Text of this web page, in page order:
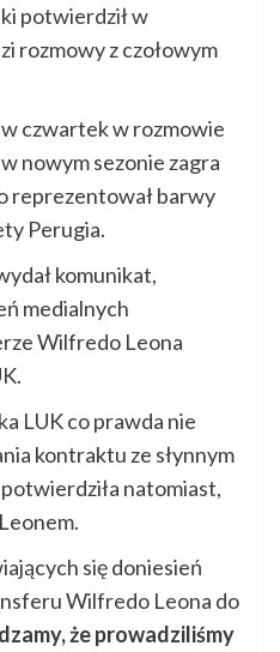
potwierdził w
rozmowy z czołowym
w czwartek w rozmowie
nowym sezonie zagra
reprezentował barwy
Perugia.
komunikat,
medialnych
Wilfredo Leona
LUK co prawda nie
kontraktu ze słynnym
natomiast,
się doniesień
Wilfredo Leona do
że prowadziliśmy